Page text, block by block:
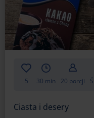
5 30 min 20 porcji
Ciasta i desery